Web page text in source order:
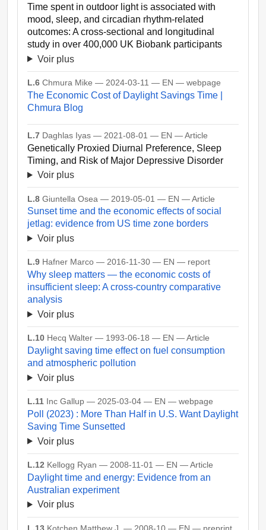
Time spent in outdoor light is associated with
mood, sleep, and circadian rhythm-related
outcomes: A cross-sectional and longitudinal
study in over 400,000 UK Biobank participants
Voir plus
L.6 Chmura Mike — 2024-03-11 — EN — webpage
The Economic Cost of Daylight Savings Time |
Chmura Blog
L.7 Daghlas Iyas — 2021-08-01 — EN — Article
Genetically Proxied Diurnal Preference, Sleep
Timing, and Risk of Major Depressive Disorder
Voir plus
L.8 Giuntella Osea — 2019-05-01 — EN — Article
Sunset time and the economic effects of social
jetlag: evidence from US time zone borders
Voir plus
L.9 Hafner Marco — 2016-11-30 — EN — report
Why sleep matters — the economic costs of
insufficient sleep: A cross-country comparative
analysis
Voir plus
L.10 Hecq Walter — 1993-06-18 — EN — Article
Daylight saving time effect on fuel consumption
and atmospheric pollution
Voir plus
L.11 Inc Gallup — 2025-03-04 — EN — webpage
Poll (2023) : More Than Half in U.S. Want Daylight
Saving Time Sunsetted
Voir plus
L.12 Kellogg Ryan — 2008-11-01 — EN — Article
Daylight time and energy: Evidence from an
Australian experiment
Voir plus